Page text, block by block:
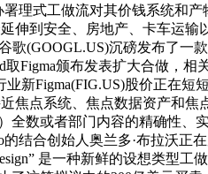
理式工做流对其价钱系统
延伸到安全、房地产、卡车
(GOOGL.US)沉磅发布了一
Figma颁布发表扩大合做，
新Figma(FIG.US)股价正在
焦点系统、焦点数据资产和
数或者部门内容的精确性
结合创始人奥兰多·布拉沃正
是一种新鲜的设想类型